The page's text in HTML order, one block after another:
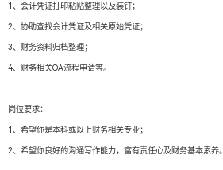
1、会计凭证打印粘贴整理以及装钉；
2、协助查找会计凭证及相关原始凭证；
3、财务资料归档整理；
4、财务相关OA流程申请等。
岗位要求：
1、希望你是本科或以上财务相关专业；
2、希望你良好的沟通写作能力，富有责任心及财务基本素养。